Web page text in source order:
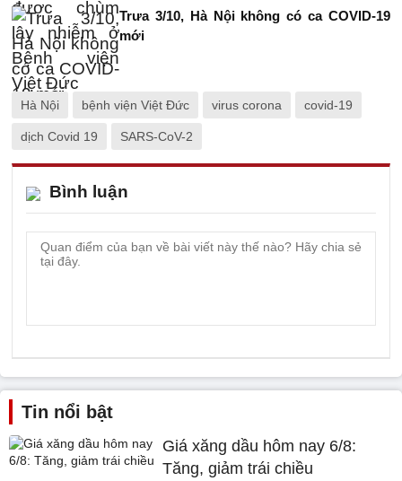
Trưa 3/10, Hà Nội không có ca COVID-19
mới
Hà Nội bệnh viện Việt Đức virus corona covid-19
dịch Covid 19 SARS-CoV-2
Bình luận
Tin nổi bật
Giá xăng dầu hôm nay 6/8:
Tăng, giảm trái chiều